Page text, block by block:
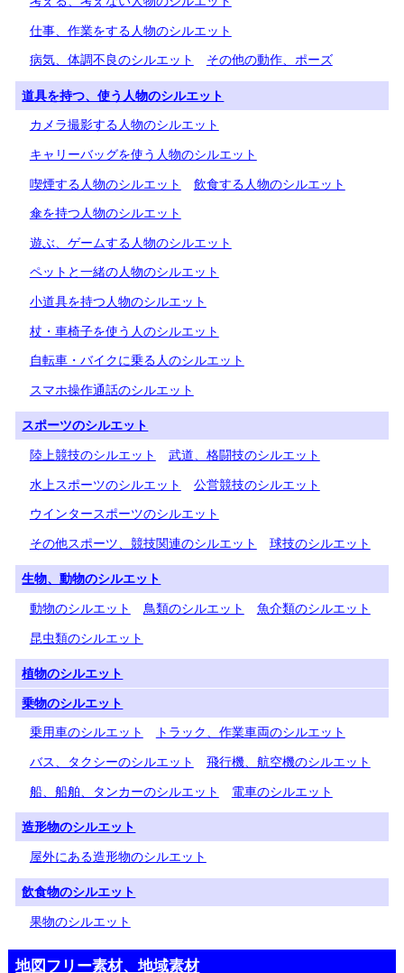
仕事、作業をする人物のシルエット
病気、体調不良のシルエット
その他の動作、ポーズ
道具を持つ、使う人物のシルエット
カメラ撮影する人物のシルエット
キャリーバッグを使う人物のシルエット
喫煙する人物のシルエット
飲食する人物のシルエット
傘を持つ人物のシルエット
遊ぶ、ゲームする人物のシルエット
ペットと一緒の人物のシルエット
小道具を持つ人物のシルエット
杖・車椅子を使う人のシルエット
自転車・バイクに乗る人のシルエット
スマホ操作通話のシルエット
スポーツのシルエット
陸上競技のシルエット
武道、格闘技のシルエット
水上スポーツのシルエット
公営競技のシルエット
ウインタースポーツのシルエット
その他スポーツ、競技関連のシルエット
球技のシルエット
生物、動物のシルエット
動物のシルエット
鳥類のシルエット
魚介類のシルエット
昆虫類のシルエット
植物のシルエット
乗物のシルエット
乗用車のシルエット
トラック、作業車両のシルエット
バス、タクシーのシルエット
飛行機、航空機のシルエット
船、船舶、タンカーのシルエット
電車のシルエット
造形物のシルエット
屋外にある造形物のシルエット
飲食物のシルエット
果物のシルエット
地図フリー素材、地域素材